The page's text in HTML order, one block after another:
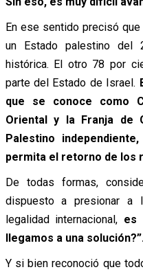
En ese sentido precisó
un Estado palestino
histórica. El otro 78 por
parte del Estado de Israel.
que se conoce como
Oriental y la Franja de
Palestino
permita el retorno de los
De todas formas,
dispuesto a presionar a
legalidad internacional, es
llegamos a una solución?”.
Y si bien reconoció que